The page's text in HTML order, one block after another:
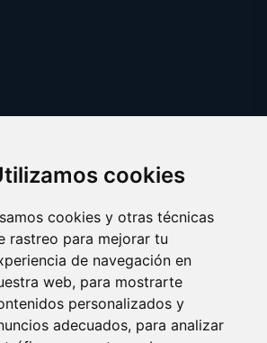
cookies
cookies y otras técnicas
rastreo para mejorar tu
de navegación en
web, para mostrarte
personalizados y
adecuados, para analizar
cookies preferences
© 2025 pisos-alquiler.es